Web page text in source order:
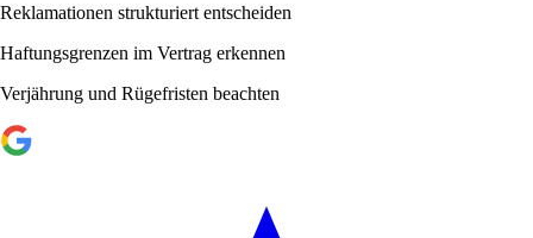
Reklamationen strukturiert entscheiden
Haftungsgrenzen im Vertrag erkennen
Verjährung und Rügefristen beachten